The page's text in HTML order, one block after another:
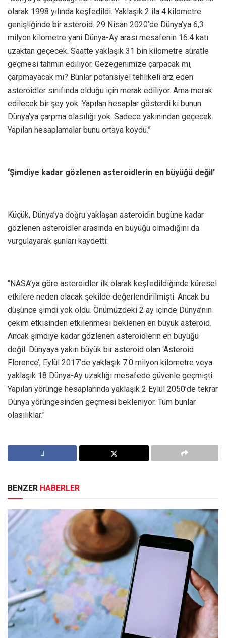
olarak 1998 yılında keşfedildi. Yaklaşık 2 ila 4 kilometre
genişliğinde bir asteroid. 29 Nisan 2020’de Dünya’ya 6,3
milyon kilometre yani Dünya-Ay arası mesafenin 16.4 katı
uzaktan geçecek. Saatte yaklaşık 31 bin kilometre süratle
geçmesi tahmin ediliyor. Gezegenimize çarpacak mı,
çarpmayacak mı? Bunlar potansiyel tehlikeli arz eden
asteroidler sınıfında olduğu için merak ediliyor. Ama merak
edilecek bir şey yok. Yapılan hesaplar gösterdi ki bunun
Dünya’ya çarpma olasılığı yok. Sadece yakınından geçecek.
Yapılan hesaplamalar bunu ortaya koydu.”
‘Şimdiye kadar gözlenen asteroidlerin en büyüğü değil’
Küçük, Dünya’ya doğru yaklaşan asteroidin bugüne kadar
gözlenen asteroidler arasında en büyüğü olmadığını da
vurgulayarak şunları kaydetti:
“NASA’ya göre asteroidler ilk olarak keşfedildiğinde küresel
etkilere neden olacak şekilde değerlendirilmişti. Ancak bu
düşünce şimdi yok oldu. Önümüzdeki 2 ay içinde Dünya’nın
çekim etkisinden etkilenmesi beklenen en büyük asteroid.
Ancak şimdiye kadar gözlenen asteroidlerin en büyüğü
değil. Dünyaya yakın büyük bir asteroid olan ‘Asteroid
Florence’, Eylül 2017’de yaklaşık 7.0 milyon kilometre veya
yaklaşık 18 Dünya-Ay uzaklığı mesafede güvenle geçmişti.
Yapılan yörünge hesaplarında yaklaşık 2 Eylül 2050’de tekrar
Dünya yörüngesinden geçmesi bekleniyor. Tüm bunlar
olasılıklar.”
BENZER HABERLER